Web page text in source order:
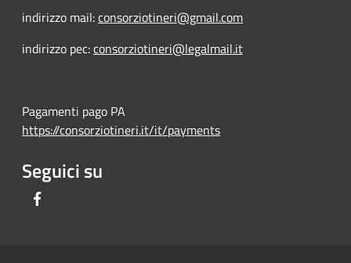
indirizzo mail:consorziotineri@gmail.com
indirizzo pec:consorziotineri@legalmail.it
Pagamenti pago PA
https://consorziotineri.it/it/payments
Seguici su